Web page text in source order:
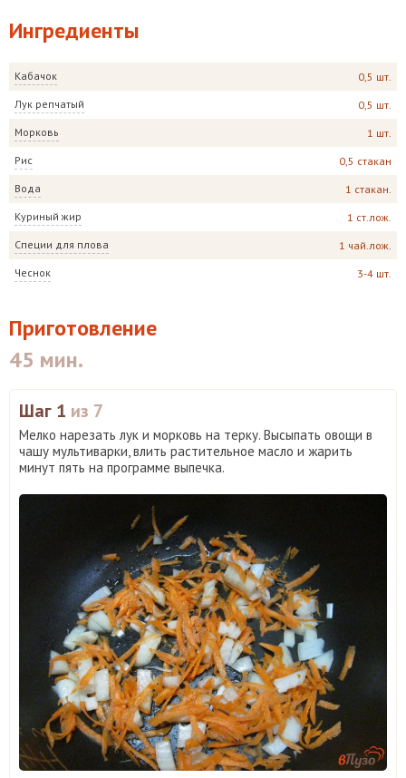
Ингредиенты
Кабачок 0,5 шт.
Лук репчатый 0,5 шт.
Морковь 1 шт.
Рис 0,5 стакан
Вода 1 стакан.
Куриный жир 1 ст.лож.
Специи для плова 1 чай.лож.
Чеснок 3-4 шт.
Приготовление
45 мин.
Шаг 1 из 7
Мелко нарезать лук и морковь на терку. Высыпать овощи в
чашу мультиварки, влить растительное масло и жарить
минут пять на программе выпечка.